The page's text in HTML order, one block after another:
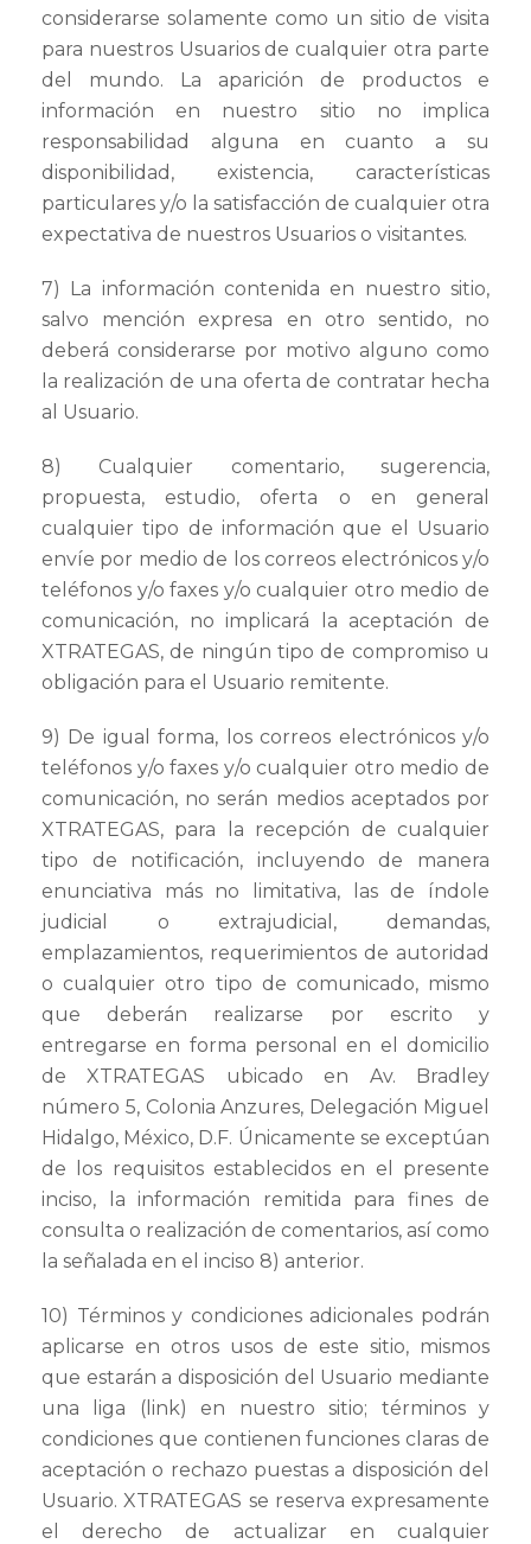
considerarse solamente como un sitio de visita
para nuestros Usuarios de cualquier otra parte
del mundo. La aparición de productos e
información en nuestro sitio no implica
responsabilidad alguna en cuanto a su
disponibilidad, existencia, características
particulares y/o la satisfacción de cualquier otra
expectativa de nuestros Usuarios o visitantes.
7) La información contenida en nuestro sitio,
salvo mención expresa en otro sentido, no
deberá considerarse por motivo alguno como
la realización de una oferta de contratar hecha
al Usuario.
8) Cualquier comentario, sugerencia,
propuesta, estudio, oferta o en general
cualquier tipo de información que el Usuario
envíe por medio de los correos electrónicos y/o
teléfonos y/o faxes y/o cualquier otro medio de
comunicación, no implicará la aceptación de
XTRATEGAS, de ningún tipo de compromiso u
obligación para el Usuario remitente.
9) De igual forma, los correos electrónicos y/o
teléfonos y/o faxes y/o cualquier otro medio de
comunicación, no serán medios aceptados por
XTRATEGAS, para la recepción de cualquier
tipo de notificación, incluyendo de manera
enunciativa más no limitativa, las de índole
judicial o extrajudicial, demandas,
emplazamientos, requerimientos de autoridad
o cualquier otro tipo de comunicado, mismo
que deberán realizarse por escrito y
entregarse en forma personal en el domicilio
de XTRATEGAS ubicado en Av. Bradley
número 5, Colonia Anzures, Delegación Miguel
Hidalgo, México, D.F. Únicamente se exceptúan
de los requisitos establecidos en el presente
inciso, la información remitida para fines de
consulta o realización de comentarios, así como
la señalada en el inciso 8) anterior.
10) Términos y condiciones adicionales podrán
aplicarse en otros usos de este sitio, mismos
que estarán a disposición del Usuario mediante
una liga (link) en nuestro sitio; términos y
condiciones que contienen funciones claras de
aceptación o rechazo puestas a disposición del
Usuario. XTRATEGAS se reserva expresamente
el derecho de actualizar en cualquier